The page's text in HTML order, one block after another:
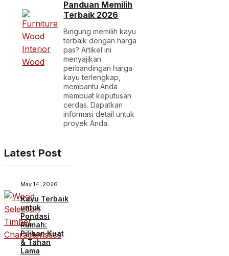
Panduan Memilih
Terbaik 2026
Bingung memilih kayu
terbaik dengan harga
pas? Artikel ini
menyajikan
perbandingan harga
kayu terlengkap,
membantu Anda
membuat keputusan
cerdas. Dapatkan
informasi detail untuk
proyek Anda.
Latest Post
May 14, 2026
Kayu Terbaik
untuk
Pondasi
Rumah:
Pilihan Kuat
& Tahan
Lama